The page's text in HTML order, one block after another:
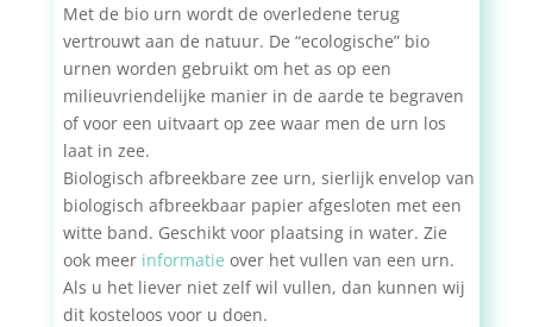
Met de bio urn wordt de overledene terug
vertrouwt aan de natuur. De “ecologische” bio
urnen worden gebruikt om het as op een
milieuvriendelijke manier in de aarde te begraven
of voor een uitvaart op zee waar men de urn los
laat in zee.
Biologisch afbreekbare zee urn, sierlijk envelop van
biologisch afbreekbaar papier afgesloten met een
witte band. Geschikt voor plaatsing in water. Zie
ook meer informatie over het vullen van een urn.
Als u het liever niet zelf wil vullen, dan kunnen wij
dit kosteloos voor u doen.